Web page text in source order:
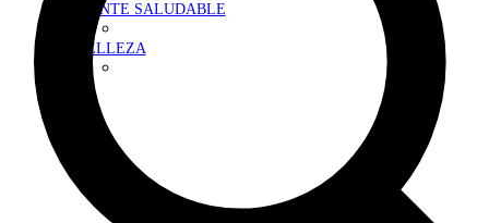
MENTE SALUDABLE
BELLEZA